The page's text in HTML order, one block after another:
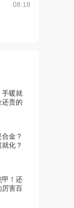
08:18
02:42
手暖就
还贵的
金？
化？
甲！还
厉害百